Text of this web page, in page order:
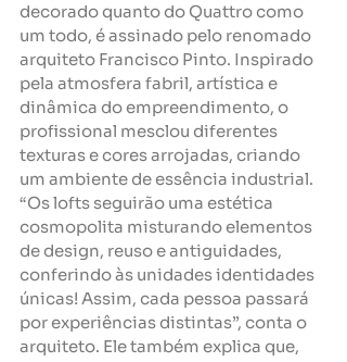
decorado quanto do Quattro como
um todo, é assinado pelo renomado
arquiteto Francisco Pinto. Inspirado
pela atmosfera fabril, artística e
dinâmica do empreendimento, o
profissional mesclou diferentes
texturas e cores arrojadas, criando
um ambiente de essência industrial.
“Os lofts seguirão uma estética
cosmopolita misturando elementos
de design, reuso e antiguidades,
conferindo às unidades identidades
únicas! Assim, cada pessoa passará
por experiências distintas”, conta o
arquiteto. Ele também explica que,